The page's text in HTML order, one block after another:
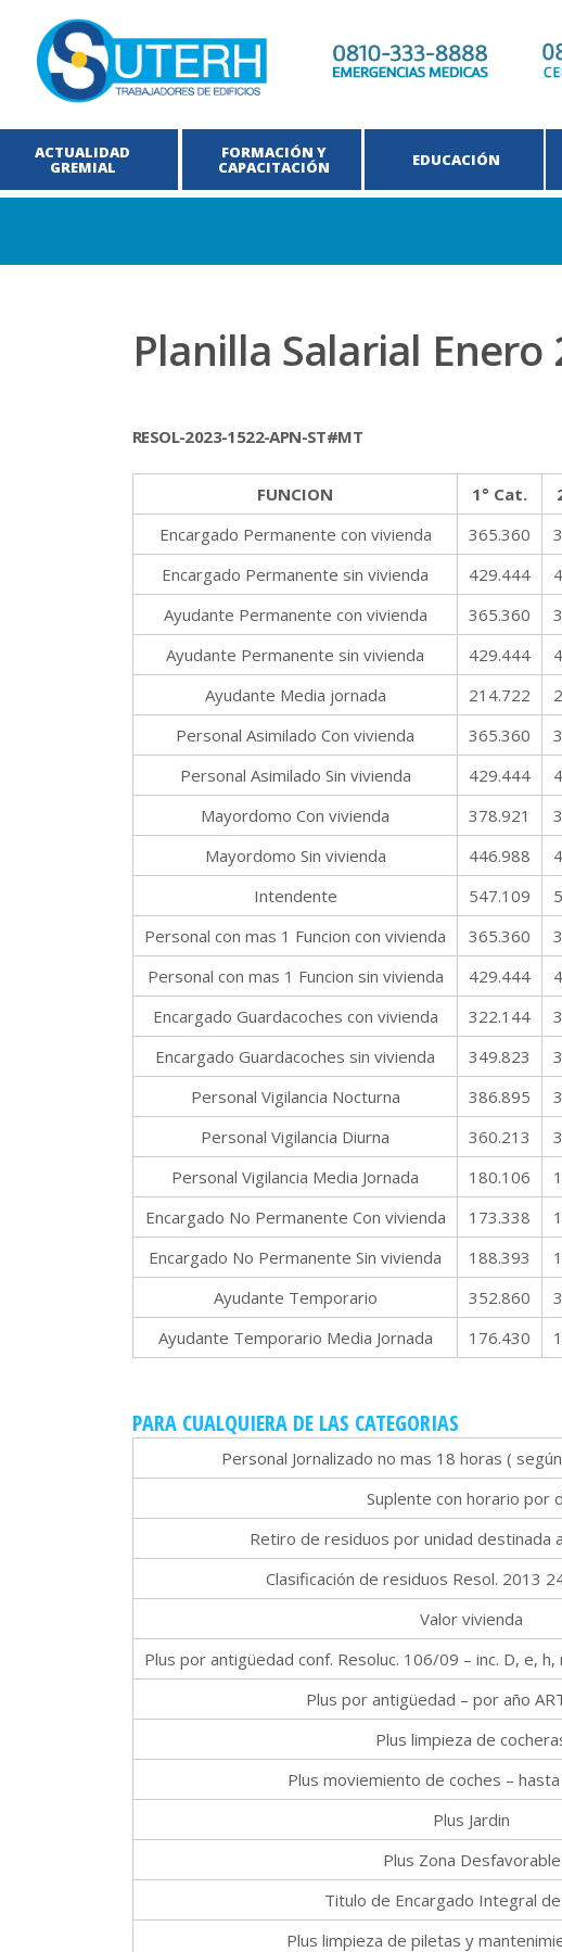
ACTUALIDAD
GREMIAL EDUCACIÓN
FORMACIÓN Y
CAPACITACIÓN
Planilla Salarial Enero
RESOL-2023-1522-APN-ST#MT
FUNCION 1° Cat.
Encargado Permanente con vivienda
365.360
Encargado Permanente sin vivienda
429.444
Ayudante Permanente con vivienda
365.360
Ayudante Permanente sin vivienda
429.444
Ayudante Media jornada
214.722
Personal Asimilado Con vivienda
365.360
Personal Asimilado Sin vivienda
429.444
Mayordomo Con vivienda
378.921
Mayordomo Sin vivienda
446.988
Intendente
547.109
Personal con mas 1 Funcion con vivienda
365.360
Personal con mas 1 Funcion sin vivienda
429.444
Encargado Guardacoches con vivienda
322.144
Encargado Guardacoches sin vivienda
349.823
Personal Vigilancia Nocturna
386.895
Personal Vigilancia Diurna
360.213
Personal Vigilancia Media Jornada
180.106
Encargado No Permanente Con vivienda
173.338
Encargado No Permanente Sin vivienda
188.393
Ayudante Temporario
352.860
Ayudante Temporario Media Jornada
176.430
PARA CUALQUIERA DE LAS CATEGORIAS
Personal Jornalizado no mas 18 horas (
Suplente con horario por
Retiro de residuos por unidad destinada
Clasificación de residuos Resol. 2013
Valor vivienda
Plus por antigüedad conf. Resoluc. 106/09 – inc. D, e,
Plus por antigüedad – por año
Plus limpieza de
Plus moviemiento de coches –
Plus Jardin
Plus Zona Desfavorable
Titulo de Encargado Integral
Plus limpieza de piletas y